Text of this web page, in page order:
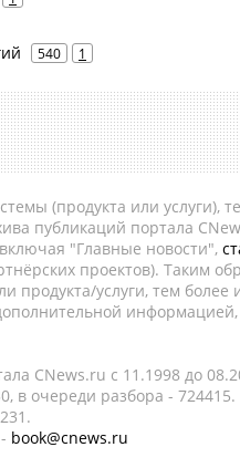
540 1
(продукта или услуги),
публикаций портала
"Главные новости",
проектов). Таким
продукта/услуги, тем
CNews.ru c 11.1998 до
в очереди разбора - 724415.
book@cnews.ru